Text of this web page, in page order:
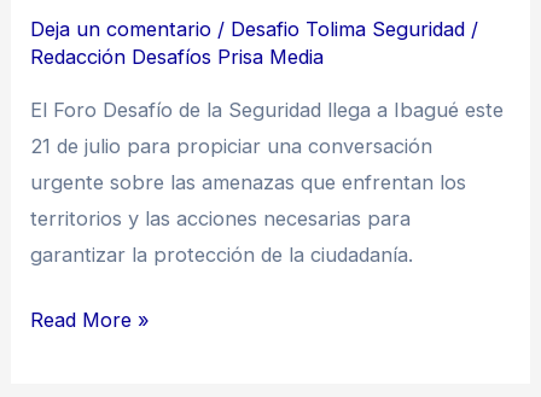
Deja un comentario / Desafio Tolima Seguridad /
Redacción Desafíos Prisa Media
El Foro Desafío de la Seguridad llega a Ibagué este
21 de julio para propiciar una conversación
urgente sobre las amenazas que enfrentan los
territorios y las acciones necesarias para
garantizar la protección de la ciudadanía.
Read More »